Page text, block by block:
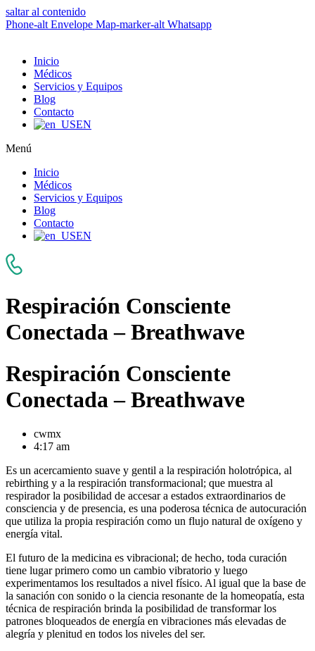
saltar al contenido
Phone-alt Envelope Map-marker-alt Whatsapp
Inicio
Médicos
Servicios y Equipos
Blog
Contacto
EN
Menú
Inicio
Médicos
Servicios y Equipos
Blog
Contacto
EN
Respiración Consciente
Conectada – Breathwave
Respiración Consciente
Conectada – Breathwave
cwmx
4:17 am
Es un acercamiento suave y gentil a la respiración holotrópica, al
rebirthing y a la respiración transformacional; que muestra al
respirador la posibilidad de accesar a estados extraordinarios de
consciencia y de presencia, es una poderosa técnica de autocuración
que utiliza la propia respiración como un flujo natural de oxígeno y
energía vital.
El futuro de la medicina es vibracional; de hecho, toda curación
tiene lugar primero como un cambio vibratorio y luego
experimentamos los resultados a nivel físico. Al igual que la base de
la sanación con sonido o la ciencia resonante de la homeopatía, esta
técnica de respiración brinda la posibilidad de transformar los
patrones bloqueados de energía en vibraciones más elevadas de
alegría y plenitud en todos los niveles del ser.